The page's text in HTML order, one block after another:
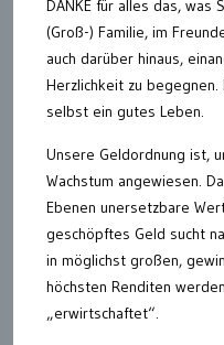
DANKE für alles das, was
(Groß-) Familie, im
auch darüber hinaus,
Herzlichkeit zu begegnen.
selbst ein gutes Leben.
Unsere Geldordnung ist,
Wachstum angewiesen.
Ebenen unersetzbare
geschöpftes Geld sucht
in möglichst großen,
höchsten Renditen
„erwirtschaftet“.